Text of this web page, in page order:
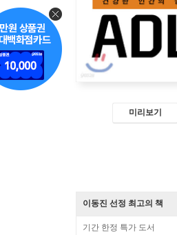
미리보기
이동진 선정 최고의 책
기간 한정 특가 도서